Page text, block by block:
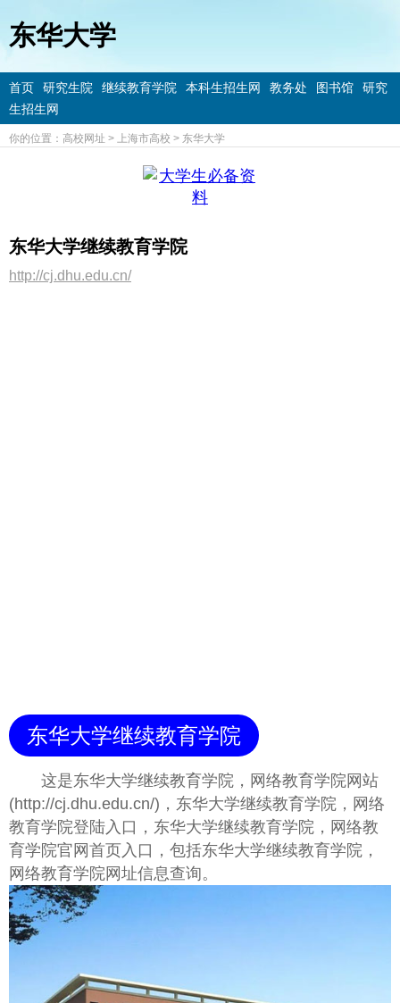
东华大学
首页 研究生院 继续教育学院 本科生招生网 教务处 图书馆
研究
生招生网
你的位置： 高校网址 > 上海市高校 > 东华大学
东华大学继续教育学院
http://cj.dhu.edu.cn/
东华大学继续教育学院
这是东华大学继续教育学院，网络教育学院网站
(http://cj.dhu.edu.cn/)，东华大学继续教育学院，网络
教育学院登陆入口，东华大学继续教育学院，网络教
育学院官网首页入口，包括东华大学继续教育学院，
网络教育学院网址信息查询。